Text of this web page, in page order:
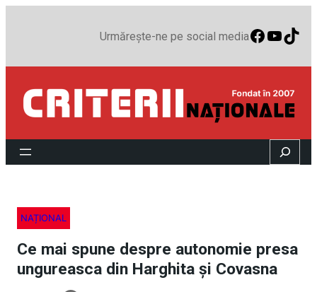
Urmărește-ne pe social media
Search
NAȚIONAL
Ce mai spune despre autonomie presa
ungureasca din Harghita şi Covasna